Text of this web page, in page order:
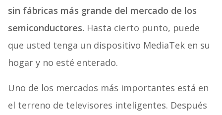
sin fábricas más grande del mercado de los
semiconductores. Hasta cierto punto, puede
que usted tenga un dispositivo MediaTek en su
hogar y no esté enterado.
Uno de los mercados más importantes está en
el terreno de televisores inteligentes. Después